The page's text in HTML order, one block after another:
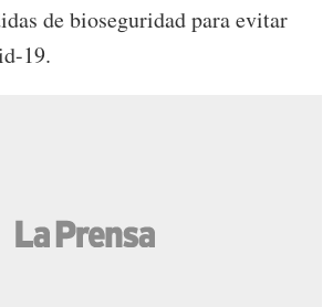
de bioseguridad para evitar
19.